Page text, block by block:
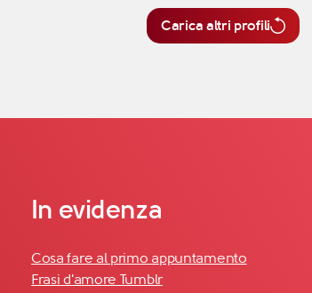
Carica altri profili
In evidenza
Cosa fare al primo appuntamento
Frasi d'amore Tumblr